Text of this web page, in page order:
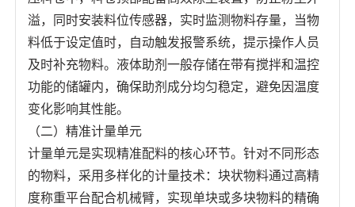
溢，同时安装料位传感器，实时监测物料存量，当物
料低于设定值时，自动触发报警系统，提示操作人员
及时补充物料。液体助剂一般存储在带有搅拌和温控
功能的储罐内，确保助剂成分均匀稳定，避免因温度
变化影响其性能。
（二）精准计量单元
计量单元是实现精准配料的核心环节。针对不同形态
的物料，采用多样化的计量技术：块状物料通过高精
度称重平台配合机械臂，实现单块或多块物料的精确